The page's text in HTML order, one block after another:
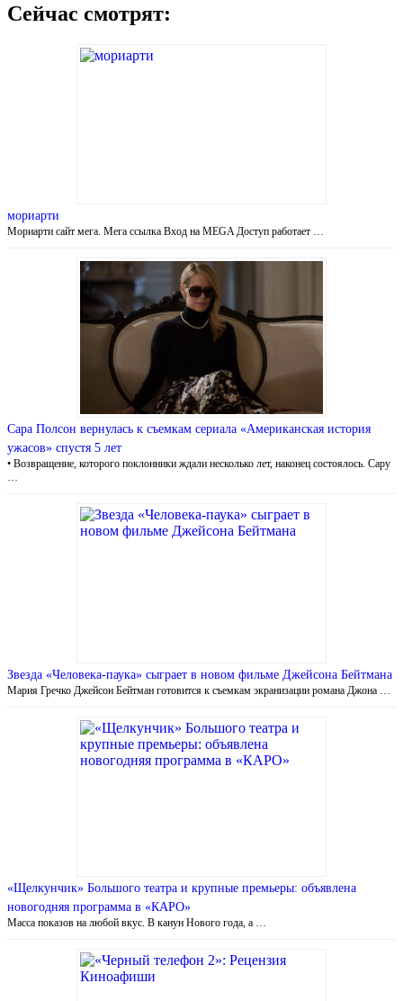
Сейчас смотрят:
мориарти
Мориарти сайт мега. Мега ссылка Вход на MEGA Доступ работает …
Сара Полсон вернулась к съемкам сериала «Американская история
ужасов» спустя 5 лет
• Возвращение, которого поклонники ждали несколько лет, наконец состоялось. Сару
Звезда «Человека-паука» сыграет в новом фильме Джейсона Бейтмана
Мария Гречко Джейсон Бейтман готовится к съемкам экранизации романа Джона …
«Щелкунчик» Большого театра и крупные премьеры: объявлена
новогодняя программа в «КАРО»
Масса показов на любой вкус. В канун Нового года, а …